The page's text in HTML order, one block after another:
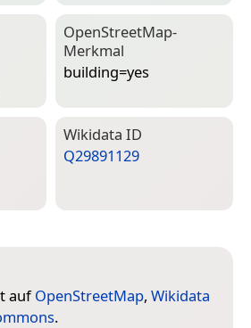
Open­Street­Map-
Merkmal
building=­yes
Wiki­data ID
Q29891129
aufOpenStreetMap, Wikidata
.